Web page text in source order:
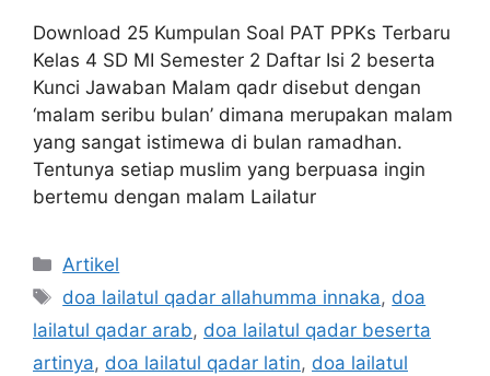
Download 25 Kumpulan Soal PAT PPKs Terbaru
Kelas 4 SD MI Semester 2 Daftar Isi 2 beserta
Kunci Jawaban Malam qadr disebut dengan
‘malam seribu bulan’ dimana merupakan malam
yang sangat istimewa di bulan ramadhan.
Tentunya setiap muslim yang berpuasa ingin
bertemu dengan malam Lailatur
Kategori
Artikel
Tag
doa lailatul qadar allahumma innaka, doa
lailatul qadar arab, doa lailatul qadar beserta
artinya, doa lailatul qadar latin, doa lailatul